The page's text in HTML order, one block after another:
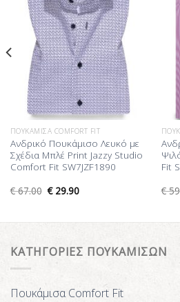
ΠΟΥΚΆΜΙΣΑ COMFORT FIT
Ανδρικό Πουκάμισο Λευκό με
Σχέδια Μπλέ Print Jazzy Studio
Comfort Fit SW7JZF1890
€67.00 €29.90
Fit
€
ΚΑΤΗΓΟΡΙΕΣ ΠΟΥΚΑΜΙΣΩΝ
Πουκάμισα Comfort Fit